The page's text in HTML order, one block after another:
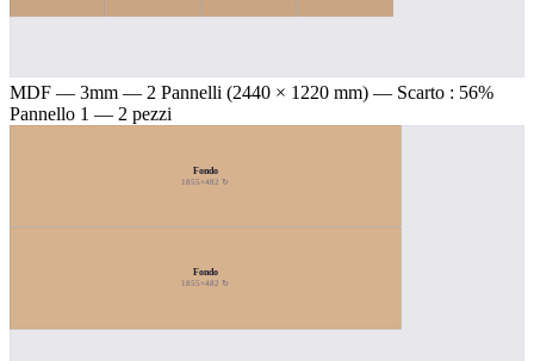
MDF — 3mm — 2 Pannelli (2440 × 1220 mm) — Scarto : 56%
Pannello 1 — 2 pezzi
Fondo
1855×482 ↻
Fondo
1855×482 ↻